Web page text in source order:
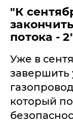
​"К
потока -
Уже в
завершить
который